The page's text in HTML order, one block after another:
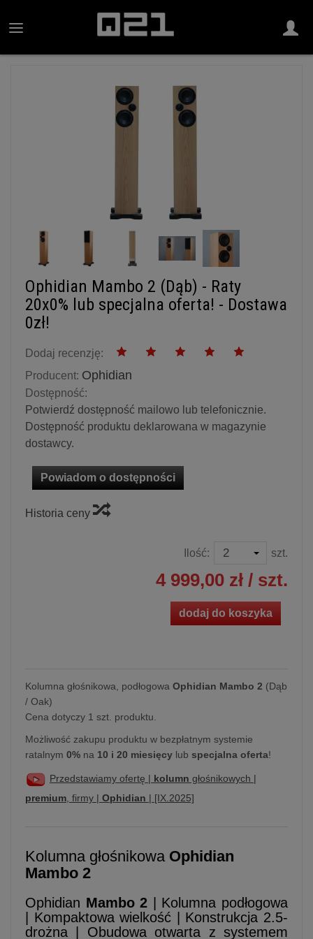
Ophidian Mambo 2 (Dąb) - Raty
20x0% lub specjalna oferta! - Dostawa
0zł!
Dodaj recenzję:
Producent: Ophidian
Dostępność:
Potwierdź dostępność mailowo lub telefonicznie.
Dostępność produktu deklarowana w magazynie
dostawcy.
Powiadom o dostępności
Historia ceny
Ilość: szt.
4 999,00 zł / szt.
dodaj do koszyka
Kolumna głośnikowa, podłogowa Ophidian Mambo 2 (Dąb
/ Oak)
Cena dotyczy 1 szt. produktu.
Możliwość zakupu produktu w bezpłatnym systemie
ratalnym 0% na 10 i 20 miesięcy lub specjalna oferta!
Przedstawiamy ofertę | kolumn głośnikowych |
premium , firmy | Ophidian | [IX.2025]
Kolumna głośnikowa Ophidian
Mambo 2
Ophidian Mambo 2 | Kolumna podłogowa
| Kompaktowa wielkość | Konstrukcja 2.5-
drożna | Obudowa otwarta z systemem